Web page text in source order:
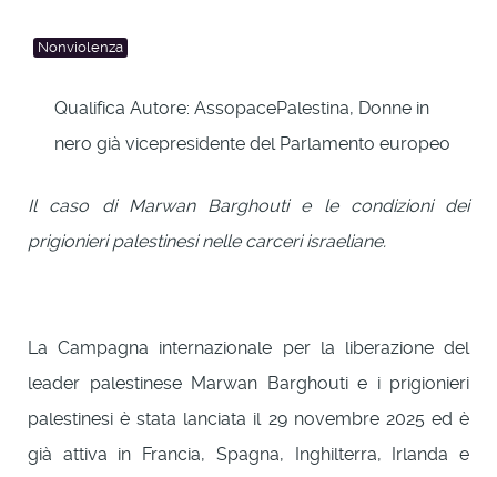
Nonviolenza
Qualifica Autore: AssopacePalestina, Donne in
nero già vicepresidente del Parlamento europeo
Il caso di Marwan Barghouti e le condizioni dei
prigionieri palestinesi nelle carceri israeliane.
La Campagna internazionale per la liberazione del
leader palestinese Marwan Barghouti e i prigionieri
palestinesi è stata lanciata il 29 novembre 2025 ed è
già attiva in Francia, Spagna, Inghilterra, Irlanda e